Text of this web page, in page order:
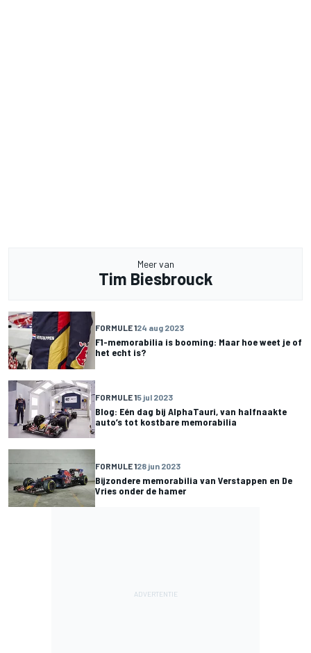
Meer van
Tim Biesbrouck
FORMULE 124 aug 2023
F1-memorabilia is booming: Maar hoe weet je of
het echt is?
FORMULE 15 jul 2023
Blog: Eén dag bij AlphaTauri, van halfnaakte
auto’s tot kostbare memorabilia
FORMULE 128 jun 2023
Bijzondere memorabilia van Verstappen en De
Vries onder de hamer